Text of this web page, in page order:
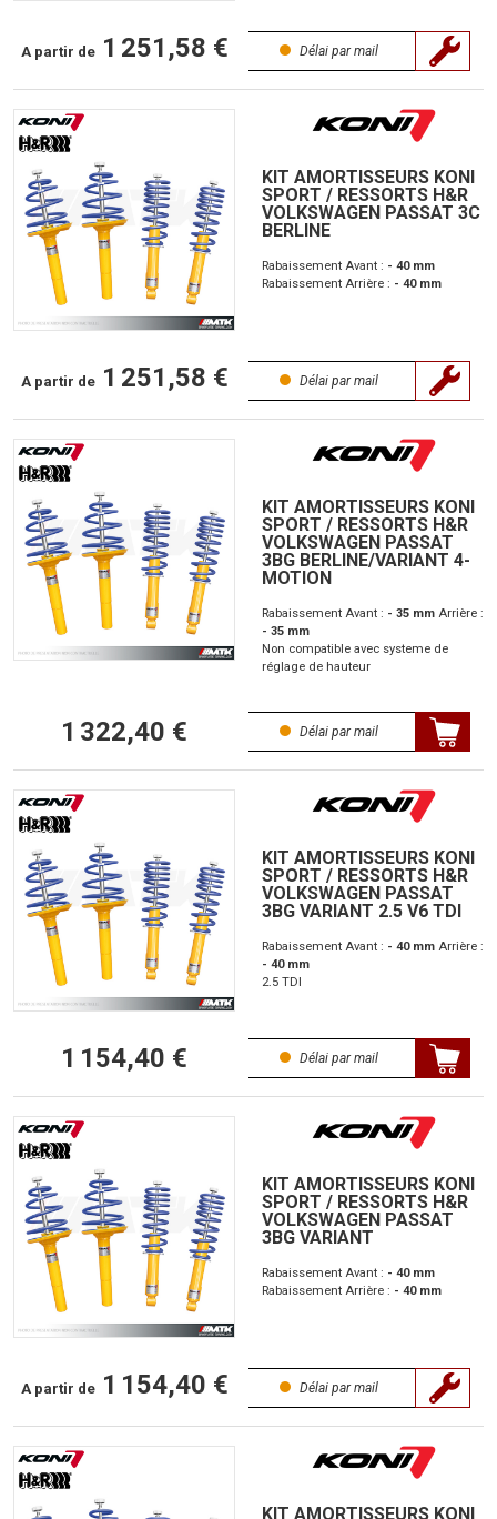
A partir de 1 251,58 € Délai par mail
KIT AMORTISSEURS KONI
SPORT / RESSORTS H&R
VOLKSWAGEN PASSAT 3C
BERLINE
Rabaissement Avant : - 40 mm
Rabaissement Arrière : - 40 mm
A partir de 1 251,58 € Délai par mail
KIT AMORTISSEURS KONI
SPORT / RESSORTS H&R
VOLKSWAGEN PASSAT
3BG BERLINE/VARIANT 4-
MOTION
Rabaissement Avant : - 35 mm Arrière :
- 35 mm
Non compatible avec systeme de
réglage de hauteur
1 322,40 € Délai par mail
KIT AMORTISSEURS KONI
SPORT / RESSORTS H&R
VOLKSWAGEN PASSAT
3BG VARIANT 2.5 V6 TDI
Rabaissement Avant : - 40 mm Arrière :
- 40 mm
2.5 TDI
1 154,40 € Délai par mail
KIT AMORTISSEURS KONI
SPORT / RESSORTS H&R
VOLKSWAGEN PASSAT
3BG VARIANT
Rabaissement Avant : - 40 mm
Rabaissement Arrière : - 40 mm
A partir de 1 154,40 € Délai par mail
KIT AMORTISSEURS KONI